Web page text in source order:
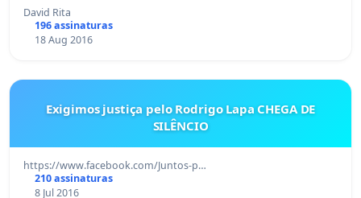
David Rita
196 assinaturas
18 Aug 2016
Exigimos justiça pelo Rodrigo Lapa CHEGA DE
SILÊNCIO
https://www.facebook.com/Juntos-p…
210 assinaturas
8 Jul 2016